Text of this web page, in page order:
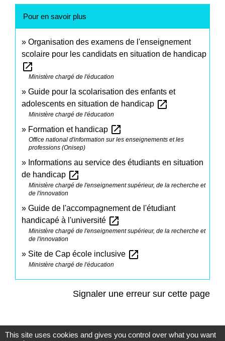
Pour en savoir plus
Organisation des examens de l'enseignement
scolaire pour les candidats en situation de handicap
open_in_new
Ministère chargé de l'éducation
Guide pour la scolarisation des enfants et
adolescents en situation de handicap open_in_new
Ministère chargé de l'éducation
Formation et handicap open_in_new
Office national d'information sur les enseignements et les
professions (Onisep)
Informations au service des étudiants en situation
de handicap open_in_new
Ministère chargé de l'enseignement supérieur, de la recherche et
de l'innovation
Guide de l'accompagnement de l'étudiant
handicapé à l'université open_in_new
Ministère chargé de l'enseignement supérieur, de la recherche et
de l'innovation
Site de Cap école inclusive open_in_new
Ministère chargé de l'éducation
Signaler une erreur sur cette page
This site uses cookies and gives you control over what you want